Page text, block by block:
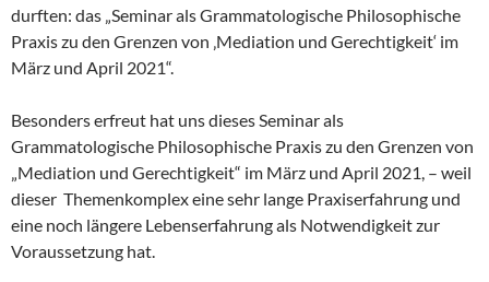
durften: das „Seminar als Grammatologische Philosophische
Praxis zu den Grenzen von ‚Mediation und Gerechtigkeit‘ im
März und April 2021“.
Besonders erfreut hat uns dieses Seminar als
Grammatologische Philosophische Praxis zu den Grenzen von
„Mediation und Gerechtigkeit“ im März und April 2021, – weil
dieser Themenkomplex eine sehr lange Praxiserfahrung und
eine noch längere Lebenserfahrung als Notwendigkeit zur
Voraussetzung hat.